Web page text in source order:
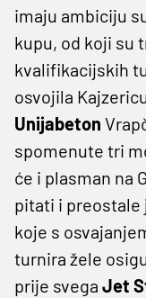
imaju ambiciju
kupu, od koji su
kvalifikacijskih
osvojila
Unijabeton
spomenute tri
će i plasman na
pitati i preostale
koje s
turnira žele
prije svega Jet